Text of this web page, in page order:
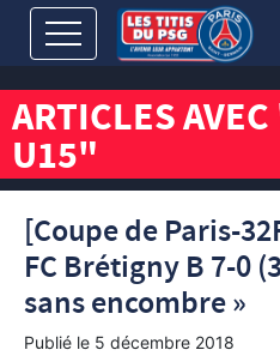
ARTICLES
U15"
[Coupe de Paris-
FC Brétigny B 7-0
sans encombre »
Publié le 5 décembre 2018